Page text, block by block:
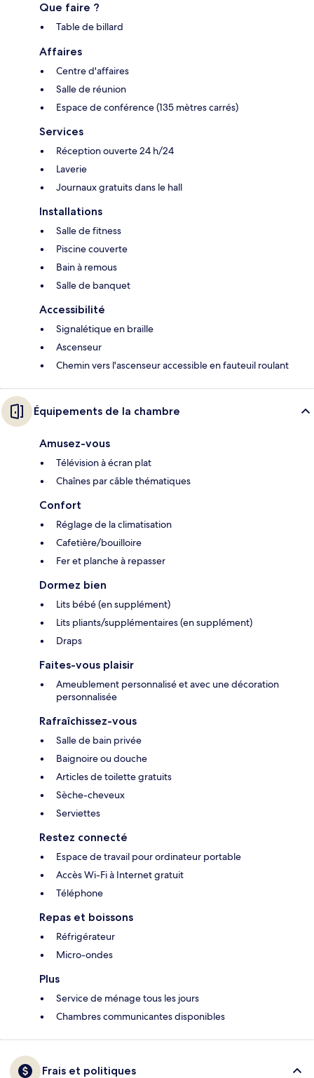
Que faire ?
Table de billard
Affaires
Centre d'affaires
Salle de réunion
Espace de conférence (135 mètres carrés)
Services
Réception ouverte 24 h/24
Laverie
Journaux gratuits dans le hall
Installations
Salle de fitness
Piscine couverte
Bain à remous
Salle de banquet
Accessibilité
Signalétique en braille
Ascenseur
Chemin vers l'ascenseur accessible en fauteuil roulant
Équipements de la chambre
Amusez-vous
Télévision à écran plat
Chaînes par câble thématiques
Confort
Réglage de la climatisation
Cafetière/bouilloire
Fer et planche à repasser
Dormez bien
Lits bébé (en supplément)
Lits pliants/supplémentaires (en supplément)
Draps
Faites-vous plaisir
Ameublement personnalisé et avec une décoration
personnalisée
Rafraîchissez-vous
Salle de bain privée
Baignoire ou douche
Articles de toilette gratuits
Sèche-cheveux
Serviettes
Restez connecté
Espace de travail pour ordinateur portable
Accès Wi-Fi à Internet gratuit
Téléphone
Repas et boissons
Réfrigérateur
Micro-ondes
Plus
Service de ménage tous les jours
Chambres communicantes disponibles
Frais et politiques